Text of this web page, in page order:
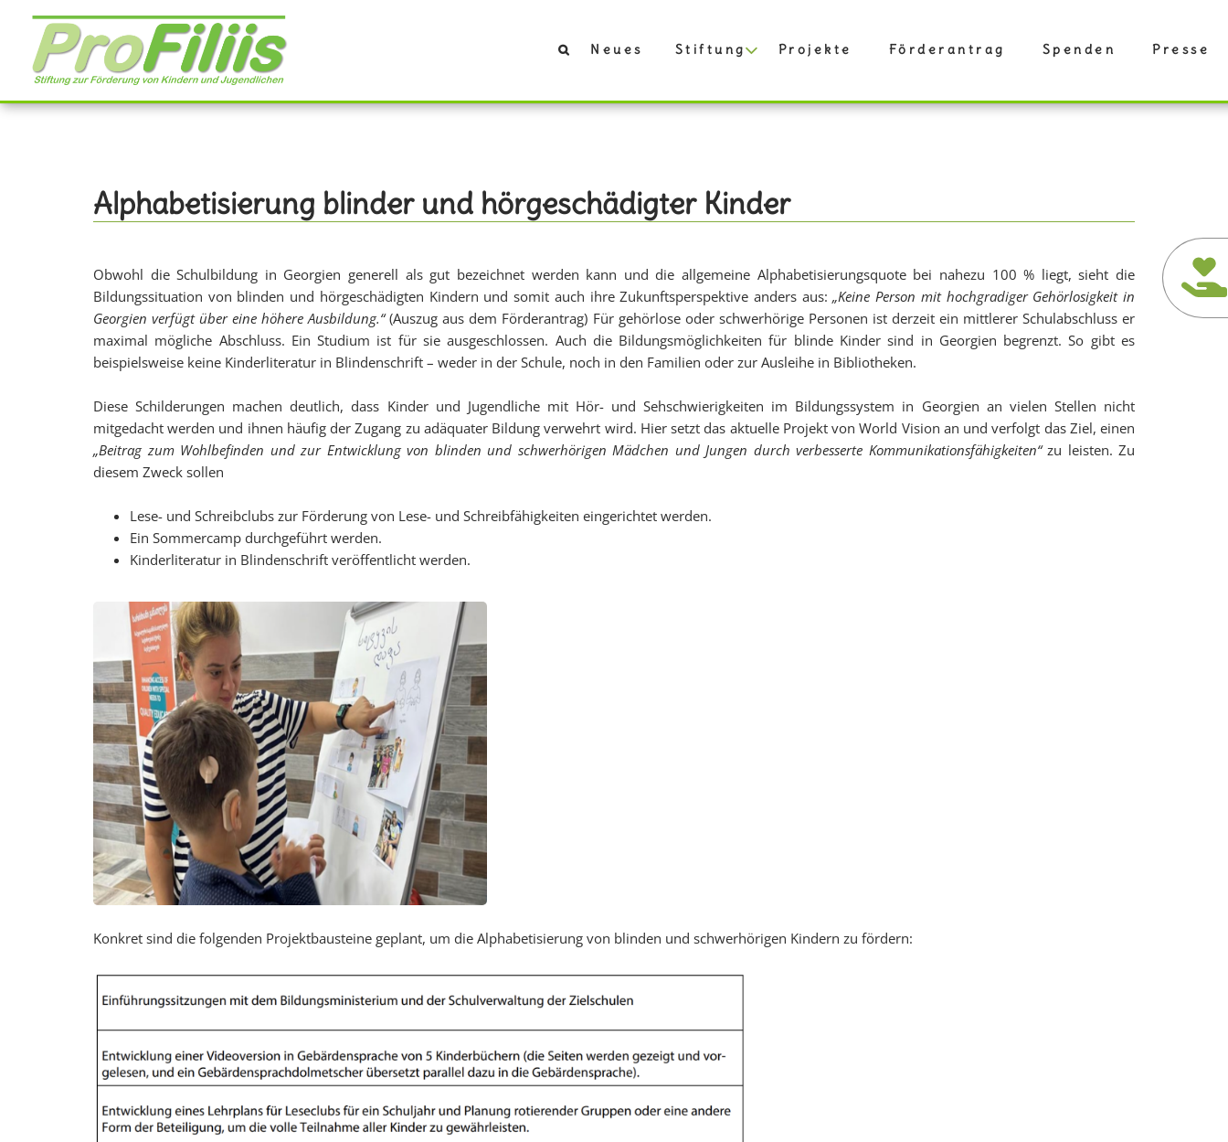
Direkt
Inhalt
Neues Stiftung Projekte Förderantrag Spenden Presse
Alphabetisierung blinder und hörgeschädigter Kinder
Obwohl die Schulbildung in Georgien generell als gut bezeichnet werden kann und die allgemeine Alphabetisierungsquote bei nahezu 100 % liegt, sieht die
Bildungssituation von blinden und hörgeschädigten Kindern und somit auch ihre Zukunftsperspektive anders aus:„Keine Person mit hochgradiger Gehörlosigkeit in
Georgien verfügt über eine höhere Ausbildung.“(Auszug aus dem Förderantrag) Für gehörlose oder schwerhörige Personen ist derzeit ein mittlerer Schulabschluss er
maximal mögliche Abschluss. Ein Studium ist für sie ausgeschlossen. Auch die Bildungsmöglichkeiten für blinde Kinder sind in Georgien begrenzt. So gibt es
beispielsweise keine Kinderliteratur in Blindenschrift – weder in der Schule, noch in den Familien oder zur Ausleihe in Bibliotheken.
Diese Schilderungen machen deutlich, dass Kinder und Jugendliche mit Hör- und Sehschwierigkeiten im Bildungssystem in Georgien an vielen Stellen nicht
mitgedacht werden und ihnen häufig der Zugang zu adäquater Bildung verwehrt wird. Hier setzt das aktuelle Projekt von World Vision an und verfolgt das Ziel, einen
„Beitrag zum Wohlbefinden und zur Entwicklung von blinden und schwerhörigen Mädchen und Jungen durch verbesserte Kommunikationsfähigkeiten“zu leisten. Zu
diesem Zweck sollen
Lese- und Schreibclubs zur Förderung von Lese- und Schreibfähigkeiten eingerichtet werden.
Ein Sommercamp durchgeführt werden.
Kinderliteratur in Blindenschrift veröffentlicht werden.
Konkret sind die folgenden Projektbausteine geplant, um die Alphabetisierung von blinden und schwerhörigen Kindern zu fördern: